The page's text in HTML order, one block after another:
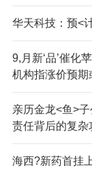
华天科技：预<
9,月新‘品’催化
机构指涨价预期
亲历金龙<鱼>子
责任背后的复杂
海西?新药首挂